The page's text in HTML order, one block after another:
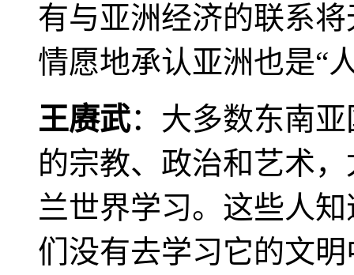
有与亚洲经济的联系
情愿地承认亚洲也是“
王赓武：大多数东南
的宗教、政治和艺术
兰世界学习。这些人
们没有去学习它的文